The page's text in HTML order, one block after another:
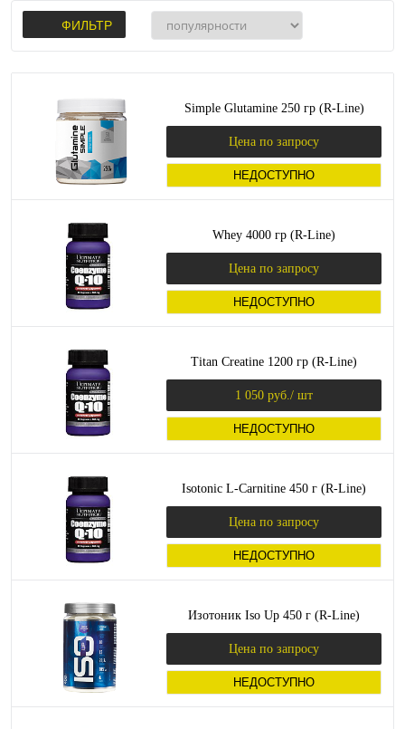
ФИЛЬТР
Simple Glutamine 250 гр (R-Line)
Цена по запросу
НЕДОСТУПНО
Whey 4000 гр (R-Line)
Цена по запросу
НЕДОСТУПНО
Titan Creatine 1200 гр (R-Line)
1 050 руб. / шт
НЕДОСТУПНО
Isotonic L-Carnitine 450 г (R-Line)
Цена по запросу
НЕДОСТУПНО
Изотоник Iso Up 450 г (R-Line)
Цена по запросу
НЕДОСТУПНО